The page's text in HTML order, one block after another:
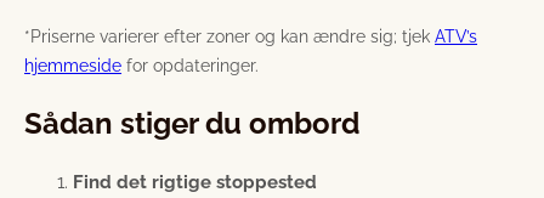
*Priserne varierer efter zoner og kan ændre sig; tjek ATV’s
hjemmeside for opdateringer.
Sådan stiger du ombord
Find det rigtige stoppested